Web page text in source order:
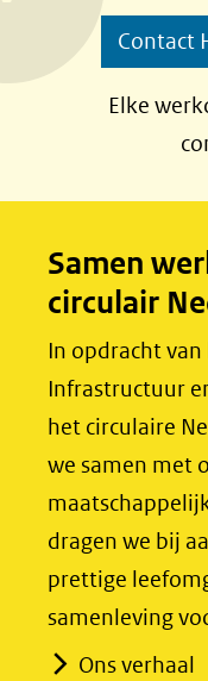
p
F
b
o
k
nieuw
naar
een
p
L
e
I
n
Contact
Elke
Samen
circulair
In opdracht
Infrastructuur
het circulaire
we samen met
dragen we bij
prettige
samenleving
Ons verhaal